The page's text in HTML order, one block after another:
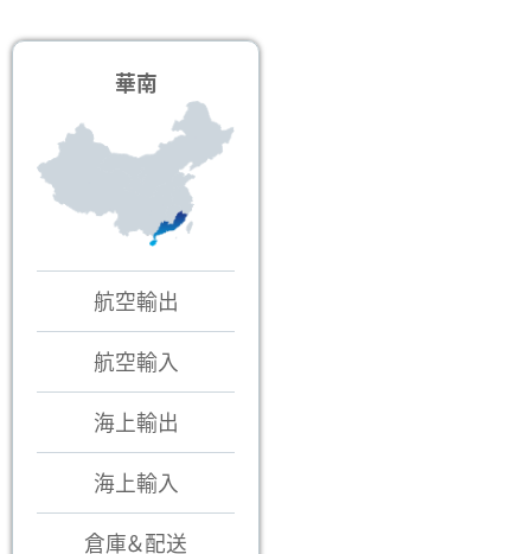
華南
航空輸出
航空輸入
海上輸出
海上輸入
倉庫＆配送